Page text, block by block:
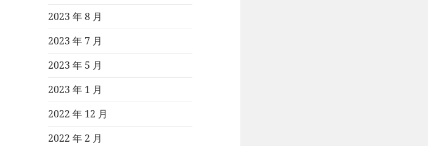
2023 年 8 月
2023 年 7 月
2023 年 5 月
2023 年 1 月
2022 年 12 月
2022 年 2 月